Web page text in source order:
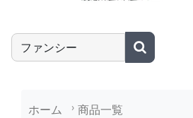
商品名やキーワードを入力
ホーム 商品一覧